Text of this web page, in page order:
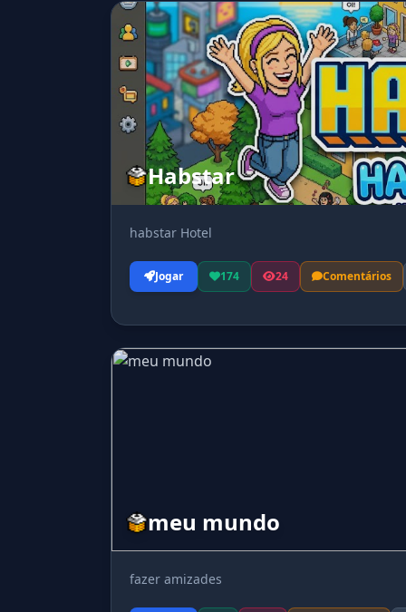
Habstar
habstar Hotel
Jogar 174 24 Comentários
meu mundo
fazer amizades